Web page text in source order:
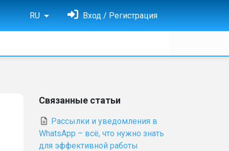
RU Вход / Регистрация
Связанные статьи
Рассылки и уведомления в
WhatsApp – всё, что нужно знать
для эффективной работы